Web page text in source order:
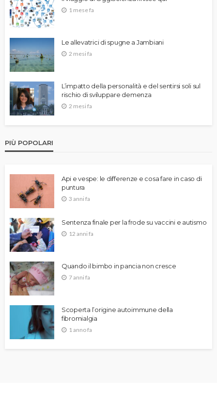
1 mese fa
Le allevatrici di spugne a Jambiani
2 mesi fa
L’impatto della personalità e del sentirsi soli sul
rischio di sviluppare demenza
2 mesi fa
PIÙ POPOLARI
Api e vespe: le differenze e cosa fare in caso di
puntura
3 anni fa
Sentenza finale per la frode su vaccini e autismo
12 anni fa
Quando il bimbo in pancia non cresce
7 anni fa
Scoperta l’origine autoimmune della
fibromialgia
1 anno fa